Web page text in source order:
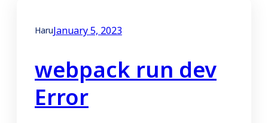
HaruJanuary 5, 2023
webpack run dev
Error